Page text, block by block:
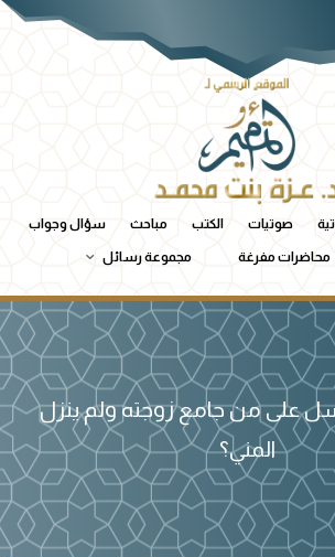
صوتيات الكتب مباحث سؤال وجواب
محاضرات مفرغة مجموعة رسائل
على من جامع زوجته ولم ينزل
المني؟